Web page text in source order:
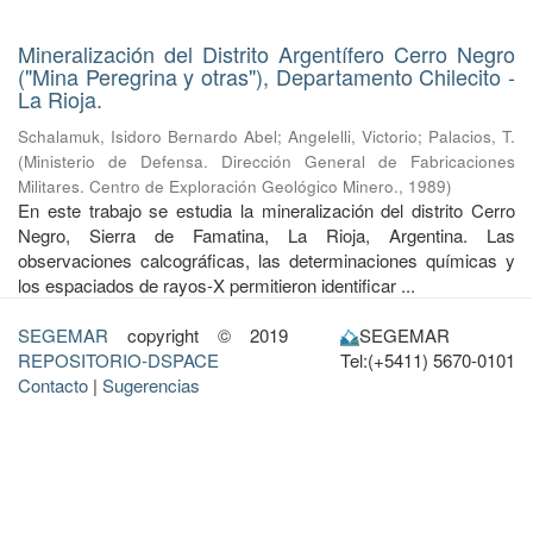
Mineralización del Distrito Argentífero Cerro Negro
("Mina Peregrina y otras"), Departamento Chilecito -
La Rioja.
Schalamuk, Isidoro Bernardo Abel; Angelelli, Victorio; Palacios, T.
(Ministerio de Defensa. Dirección General de Fabricaciones
Militares. Centro de Exploración Geológico Minero., 1989)
En este trabajo se estudia la mineralización del distrito Cerro
Negro, Sierra de Famatina, La Rioja, Argentina. Las
observaciones calcográficas, las determinaciones químicas y
los espaciados de rayos-X permitieron identificar ...
SEGEMAR copyright © 2019
REPOSITORIO-DSPACE
Contacto | Sugerencias
SEGEMAR
Tel:(+5411) 5670-0101